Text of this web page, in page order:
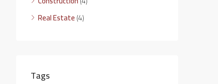
Real Estate(4)
Tags